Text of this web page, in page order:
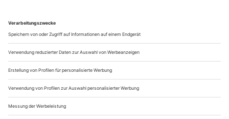
in Kraft.
Aus steuerlichen Gründen abweichende Preise für Käufe
außerhalb Deutschlands (Endpreis vor Auslösen der Bestellung
ersichtlich)